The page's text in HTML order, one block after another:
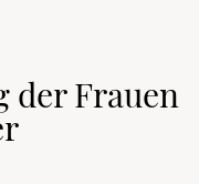
der Frauen